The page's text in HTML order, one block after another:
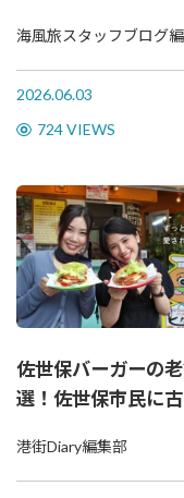
ープン
海風旅スタッフブログ
2026.06.03
724 VIEWS
佐世保バーガーの
選！佐世保市民に古
港街Diary編集部